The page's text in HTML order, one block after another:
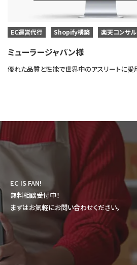
ミューラージャパン様
EC運営代行 Shopify構築 楽天コンサル
EC IS FAN!
無料相談受付中！
まずはお気軽にお問い合わせください。